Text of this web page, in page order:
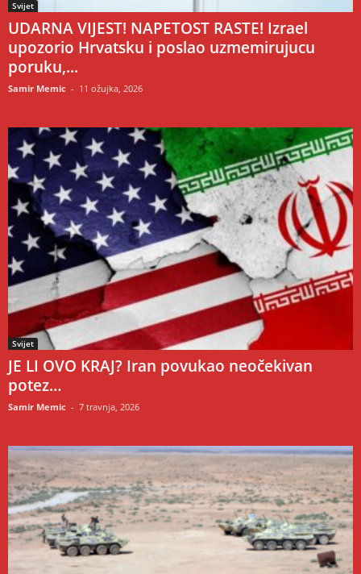
Svijet
UDARNA VIJEST! NAPETOST RASTE! Izrael
upozorio Hrvatsku i poslao uzmemirujucu
poruku,...
Samir Memic - 11 ožujka, 2026
Svijet
JE LI OVO KRAJ? Iran povukao neočekivan
potez…
Samir Memic - 7 travnja, 2026